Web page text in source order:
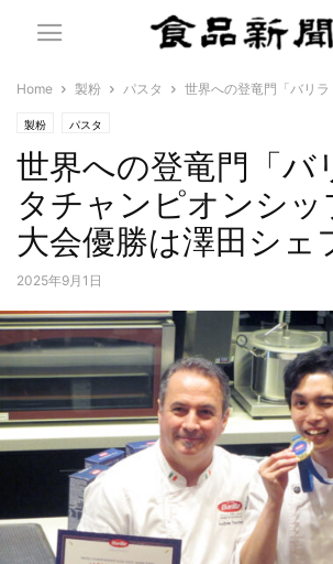
Home 製粉 パスタ 世界への登竜門「バリラ
製粉 パスタ
世界への登竜門「バ
タチャンピオンシッ
大会優勝は澤田シェ
2025年9月1日